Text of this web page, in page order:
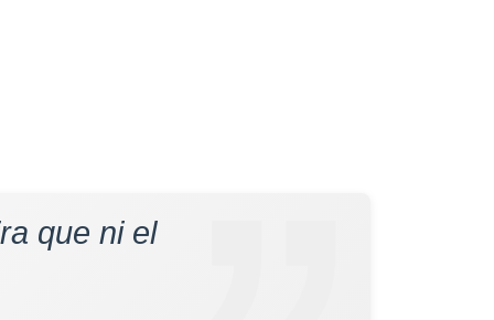
que ni el